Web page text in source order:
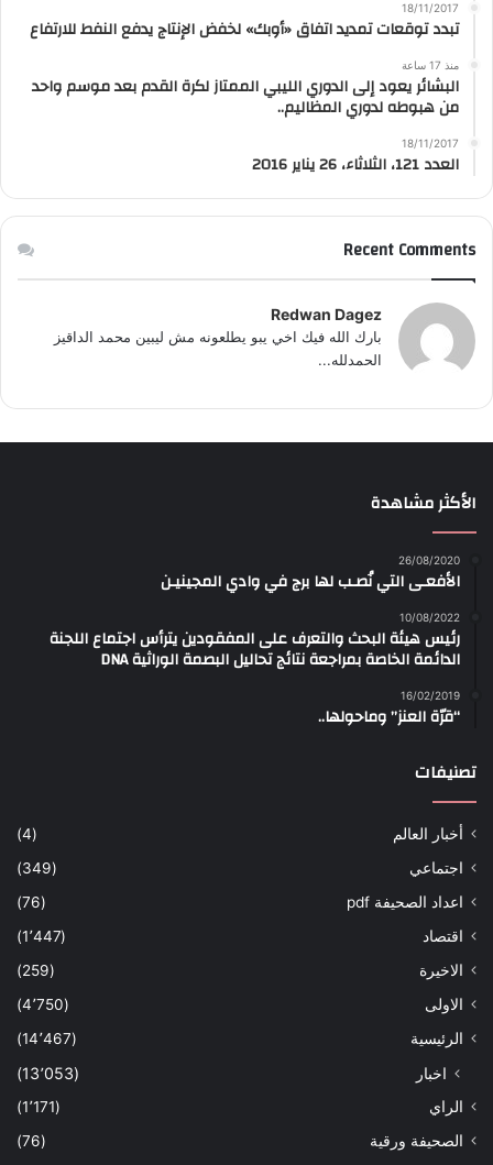
18/11/2017
تبدد توقعات تمديد اتفاق «أوبك» لخفض الإنتاج يدفع النفط للارتفاع
منذ 17 ساعة
البشائر يعود إلى الدوري الليبي الممتاز لكرة القدم بعد موسم واحد
من هبوطه لدوري المظاليم..
18/11/2017
العدد 121، الثلاثاء، 26 يناير 2016
Recent Comments
Redwan Dagez
بارك الله فيك اخي يبو يطلعونه مش ليبين محمد الداقيز
الحمدلله...
الأكثر مشاهدة
26/08/2020
الأفعـى التي نُصـب لها برج في وادي المجينيـن
10/08/2022
رئيس هيئة البحث والتعرف على المفقودين يترأس اجتماع اللجنة
الدائمة الخاصة بمراجعة نتائج تحاليل البصمة الوراثية DNA
16/02/2019
“قرّة العنز” وماحولها..
تصنيفات
أخبار العالم
(4)
اجتماعي
(349)
اعداد الصحيفة pdf
(76)
اقتصاد
(1٬447)
الاخيرة
(259)
الاولى
(4٬750)
الرئيسية
(14٬467)
اخبار (13٬053)
الراي
(1٬171)
الصحيفة ورقية
(76)